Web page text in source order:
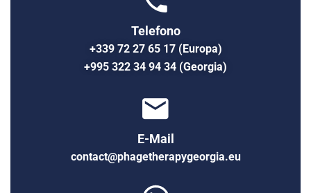
Telefono
+339 72 27 65 17 (Europa)
+995 322 34 94 34 (Georgia)
E-Mail
contact@phagetherapygeorgia.eu